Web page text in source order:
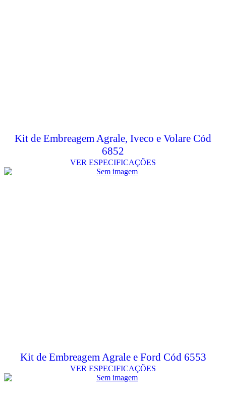
Kit de Embreagem Agrale, Iveco e Volare Cód
6852
VER ESPECIFICAÇÕES
Kit de Embreagem Agrale e Ford Cód 6553
VER ESPECIFICAÇÕES